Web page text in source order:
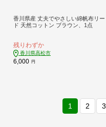
香川県産 丈夫でやさしい綿帆布リー
ド 天然コットン ブラウン、1点
残りわずか
香川県高松市
6,000 円
1 2 3